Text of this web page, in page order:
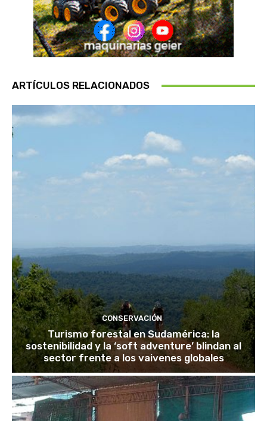
ARTÍCULOS RELACIONADOS
CONSERVACIÓN
Turismo forestal en Sudamérica: la
sostenibilidad y la ‘soft adventure’ blindan al
sector frente a los vaivenes globales